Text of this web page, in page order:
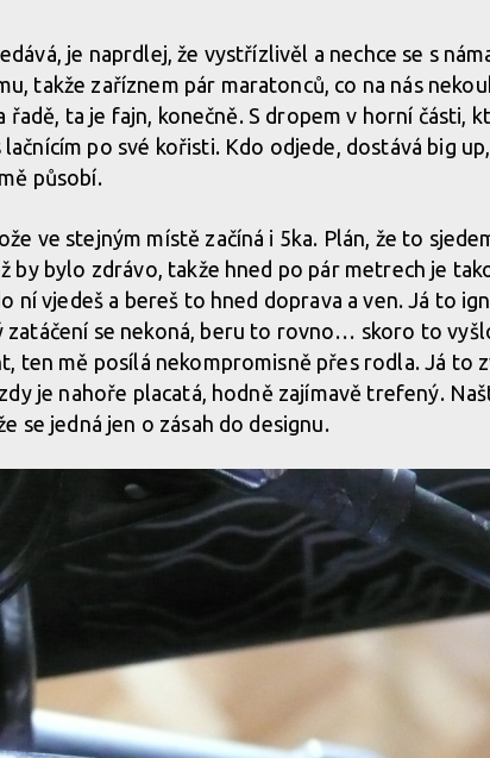
je naprdlej, že vystřízlivěl a nechce se s
takže zaříznem pár maratonců, co na nás
řadě, ta je fajn, konečně. S dropem v horní části,
po své kořisti. Kdo odjede, dostává big
působí.
ve stejným místě začíná i 5ka. Plán, že to
by bylo zdrávo, takže hned po pár metrech je
ní vjedeš a bereš to hned doprava a ven. Já to
zatáčení se nekoná, beru to rovno… skoro to
ten mě posílá nekompromisně přes rodla. Já to
je nahoře placatá, hodně zajímavě trefený.
se jedná jen o zásah do designu.